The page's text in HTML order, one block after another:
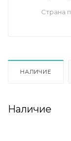
Страна
НАЛИЧИЕ
Наличие